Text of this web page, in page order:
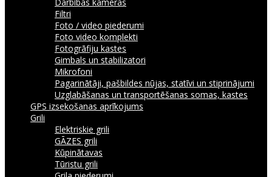
Filtri
Foto / video piederumi
Foto video komplekti
Fotogrāfiju kastes
Gimbals un stabilizatori
Mikrofoni
Pagarinātāji, pašbildes nūjas, statīvi un stiprinājumi
Uzglabāšanas un transportēšanas somas, kastes
GPS izsekošanas aprīkojums
Grili
Elektriskie grili
GĀZES grili
Kūpinātavas
Tūristu grili